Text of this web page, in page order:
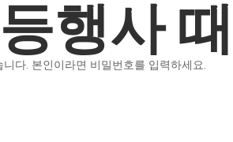
행사
다. 본인이라면 비밀번호를 입력하세요.